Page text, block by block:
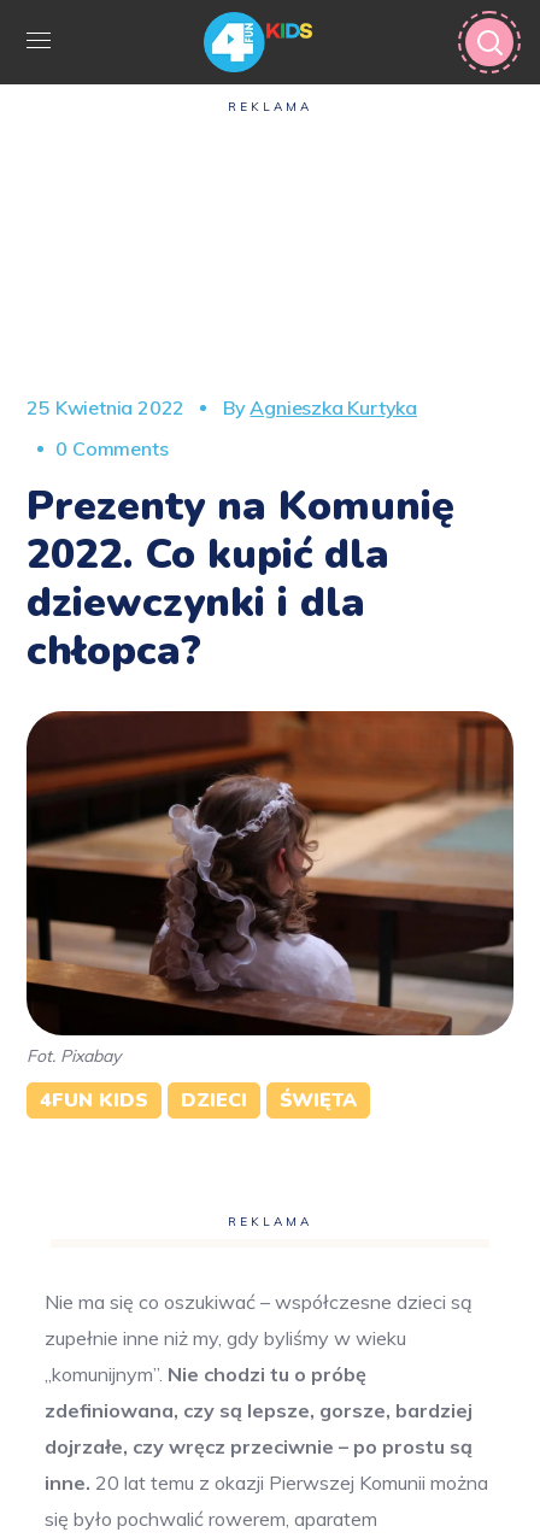
REKLAMA
25 Kwietnia 2022 ByAgnieszka Kurtyka
0 Comments
Prezenty na Komunię
2022. Co kupić dla
dziewczynki i dla
chłopca?
Fot. Pixabay
4FUN KIDS DZIECI ŚWIĘTA
REKLAMA
Nie ma się co oszukiwać – współczesne dzieci są
zupełnie inne niż my, gdy byliśmy w wieku
„komunijnym”. Nie chodzi tu o próbę
zdefiniowana, czy są lepsze, gorsze, bardziej
dojrzałe, czy wręcz przeciwnie – po prostu są
inne. 20 lat temu z okazji Pierwszej Komunii można
się było pochwalić rowerem, aparatem